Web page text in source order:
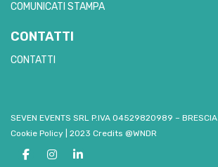
COMUNICATI STAMPA
CONTATTI
CONTATTI
SEVEN EVENTS SRL P.IVA 04529820989 – BRESCIA
Cookie Policy
2023 Credits @WNDR